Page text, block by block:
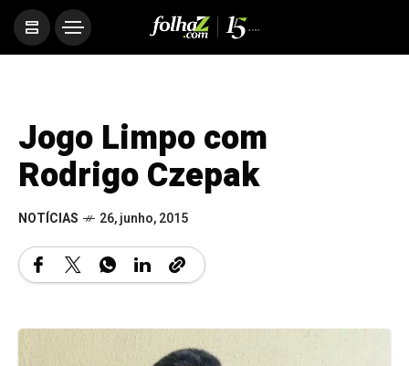
Jogo Limpo com
Rodrigo Czepak
NOTÍCIAS 26, junho, 2015